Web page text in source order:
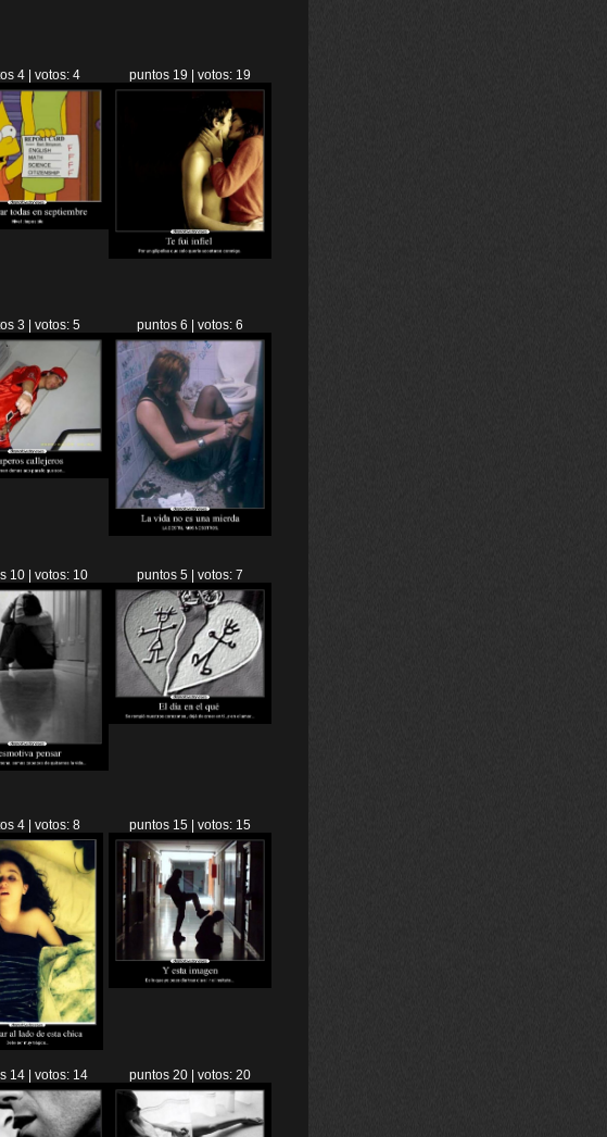
4 | votos: 4 puntos 19 | votos: 19
3 | votos: 5 puntos 6 | votos: 6
10 | votos: 10 puntos 5 | votos: 7
4 | votos: 8 puntos 15 | votos: 15
14 | votos: 14 puntos 20 | votos: 20